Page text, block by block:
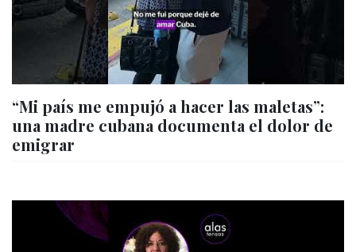
“Mi país me empujó a hacer las maletas”:
una madre cubana documenta el dolor de
emigrar